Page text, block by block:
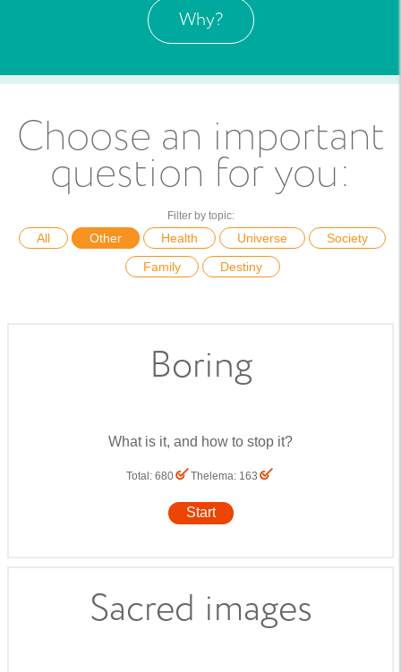
Why?
Choose an important
question for you:
Filter by topic:
All Other Health Universe
Society
Family
Destiny
Boring
What is it, and how to stop it?
Total : 680 Thelema: 163
Start
Sacred images